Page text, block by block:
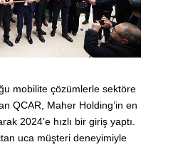
mobilite çözümlerle sektöre
QCAR, Maher Holding’in en
2024’e hızlı bir giriş yaptı.
uca müşteri deneyimiyle